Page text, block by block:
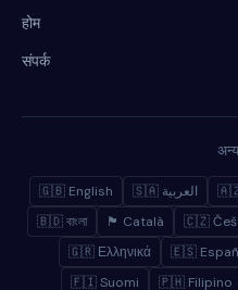
होम
संपर्क
🇬🇧 English 🇸🇦 العربية 🇦🇿
🇧🇩 বাংলা
🏴 Català 🇨🇿
🇬🇷 Ελληνικά
🇪🇸
🇫🇮 Suomi
🇵🇭 Filipino